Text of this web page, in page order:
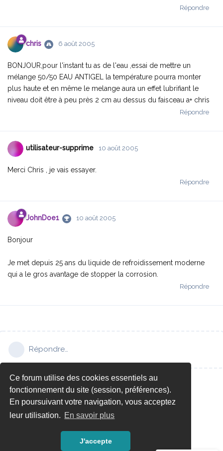
Ce forum utilise des cookies essentiels au
fonctionnement du site (session, préférences).
En poursuivant votre navigation, vous acceptez
leur utilisation. En savoir plus
J'accepte
Répondre
chris 6 août 2005
BONJOUR,pour l'instant tu as de l'eau ,essai de mettre un
mélange 50/50 EAU ANTIGEL la température pourra monter
plus haute et en même le melange aura un effet lubrifiant le
niveau doit être à peu près 2 cm au dessus du faisceau a+ chris
Répondre
utilisateur-supprime 10 août 2005
Merci Chris , je vais essayer.
Répondre
JohnDoe1 10 août 2005
Bonjour
Je met depuis 25 ans du liquide de refroidissement moderne
qui a le gros avantage de stopper la corrosion.
Répondre
Répondre…